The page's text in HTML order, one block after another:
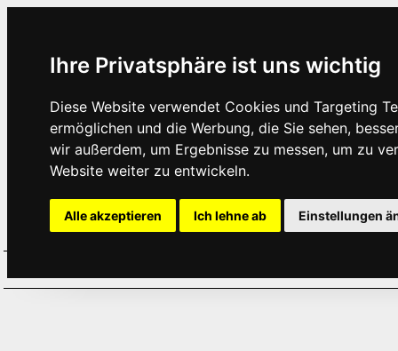
Ihre Privatsphäre ist uns wichtig
Diese Website verwendet Cookies und Targeting
ermöglichen und die Werbung, die Sie sehen,
wir außerdem, um Ergebnisse zu messen, um zu
Website weiter zu entwickeln.
Alle akzeptieren Ich lehne ab Einstellungen